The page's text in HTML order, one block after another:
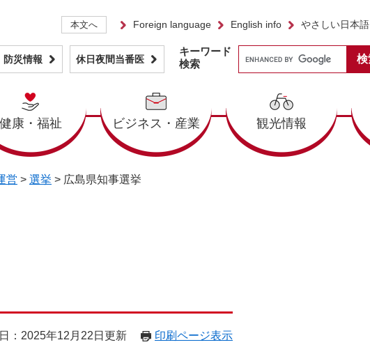
本文へ Foreign language English info やさしい日本語
防災情報 休日夜間当番医
健康・福祉 ビジネス・産業 観光情報
キーワード
検索
営 > 選挙 > 広島県知事選挙
：2025年12月22日更新 印刷ページ表示